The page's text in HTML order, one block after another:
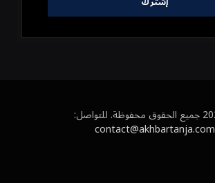
contact@akhbartanja.com